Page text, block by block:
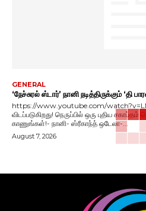
GENERAL
‘நேச்சுரல் ஸ்டார்’ நானி நடித்திருக்கும் ‘தி
https://www.youtube.com/
விடப்படுகிறது! நெருப்பில் ஒரு புதிய
காணுங்கள்!- நானி- ஸ்ரீகாந்த் ஒடேலா-...
August 7, 2026